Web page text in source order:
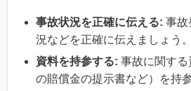
事故状況を正確に伝える: 事故
況などを正確に伝えましょう。
資料を持参する: 事故に関する
の賠償金の提示書など）を持